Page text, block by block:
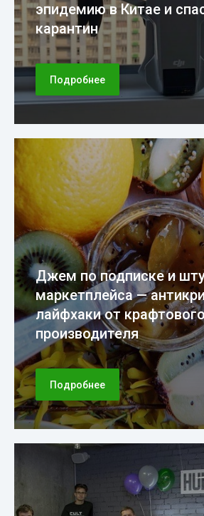
эпидемию в Китае и
карантин
Подробнее
Джем по подписке и
маркетплейса —
лайфхаки от
производителя
Подробнее